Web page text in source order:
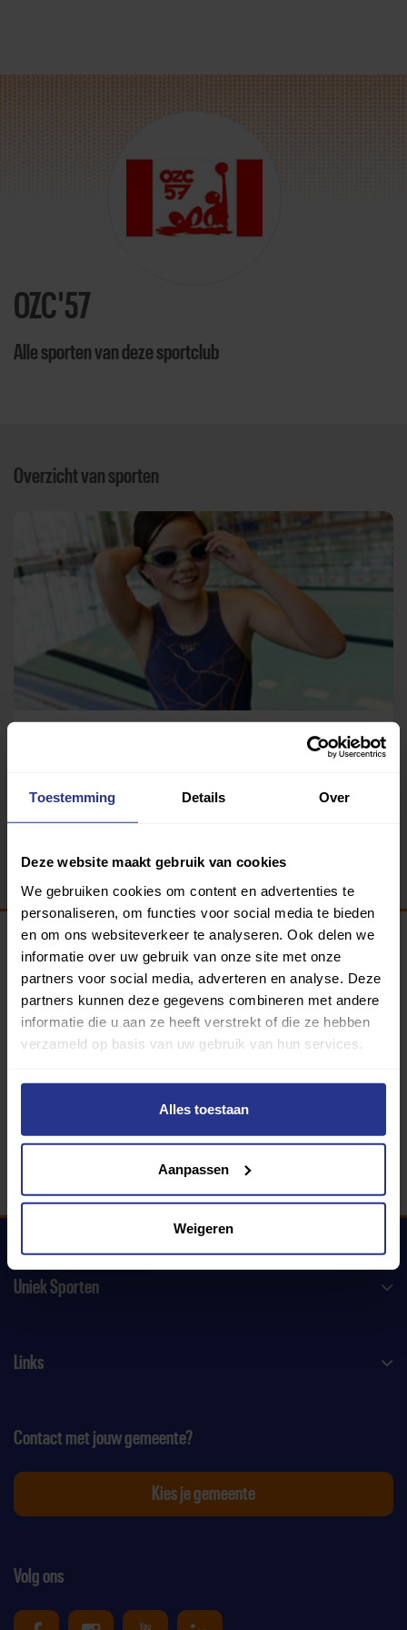
Toestemming Details Over
Deze website maakt gebruik van cookies
We gebruiken cookies om content en advertenties te
personaliseren, om functies voor social media te bieden
en om ons websiteverkeer te analyseren. Ook delen we
informatie over uw gebruik van onze site met onze
partners voor social media, adverteren en analyse. Deze
partners kunnen deze gegevens combineren met andere
informatie die u aan ze heeft verstrekt of die ze hebben
verzameld op basis van uw gebruik van hun services.
Alles toestaan
Aanpassen
Weigeren
OZC'57
Alle sporten van deze sportclub
Overzicht van sporten
Programma van:
340 gemeenten
Uniek Sporten
Links
Volg ons
Contact met jouw gemeente?
Kies je gemeente